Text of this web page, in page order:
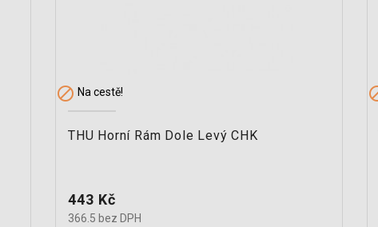
 Na cestě!
THU Horní Rám Dole Levý CHK
Cena
443 Kč
366.5 bez DPH